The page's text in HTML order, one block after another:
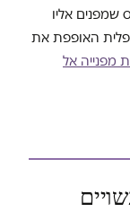
שמפנים אליו
האופפת את
מפנייה אל